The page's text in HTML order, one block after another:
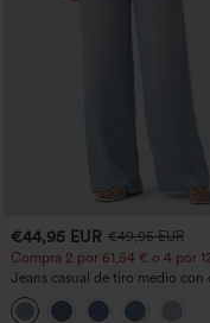
€44,95 EUR €49,95 EUR
Compra 2 por 61,54 € o 4 por
Jeans casual de tiro medio con
bolsillos